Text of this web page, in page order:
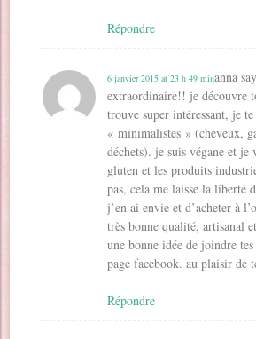
Répondre
anna
6 janvier 2015 at 23 h 49 min
extraordinaire!! je découvre
trouve super intéressant, je
« minimalistes » (cheveux,
déchets). je suis végane et je
gluten et les produits
pas, cela me laisse la liberté
j’en ai envie et d’acheter à
très bonne qualité, artisanal
une bonne idée de joindre
page facebook. au plaisir de
Répondre